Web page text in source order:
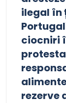
ilegal în
ciocniri
rezerve